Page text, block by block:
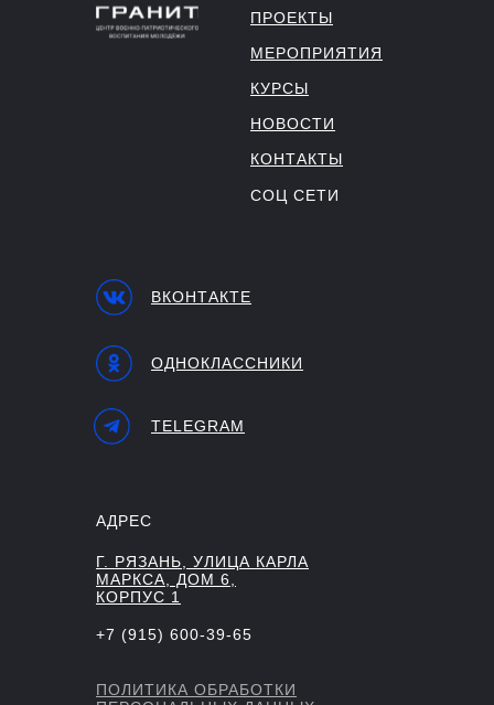
ПОЛИТИКА ОБРАБОТКИ
+7 (915) 600-39-65
Г. РЯЗАНЬ, УЛИЦА КАРЛА
МАРКСА, ДОМ 6,
КОРПУС 1
TELEGRAM
ОДНОКЛАССНИКИ
ВКОНТАКТЕ
АДРЕС
СОЦ СЕТИ
ПРОЕКТЫ
МЕРОПРИЯТИЯ
КУРСЫ
НОВОСТИ
КОНТАКТЫ